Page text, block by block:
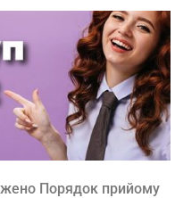
Порядок прийому